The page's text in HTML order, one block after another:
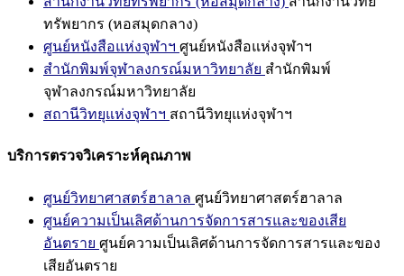
ทรัพยากร (หอสมุดกลาง)
ศูนย์หนังสือแห่งจุฬาฯ ศูนย์หนังสือแห่งจุฬาฯ
สำนักพิมพ์จุฬาลงกรณ์มหาวิทยาลัย สำนักพิมพ์
จุฬาลงกรณ์มหาวิทยาลัย
สถานีวิทยุแห่งจุฬาฯ สถานีวิทยุแห่งจุฬาฯ
บริการตรวจวิเคราะห์คุณภาพ
ศูนย์วิทยาศาสตร์ฮาลาล ศูนย์วิทยาศาสตร์ฮาลาล
ศูนย์ความเป็นเลิศด้านการจัดการสารและของเสีย
อันตราย ศูนย์ความเป็นเลิศด้านการจัดการสารและของ
เสียอันตราย